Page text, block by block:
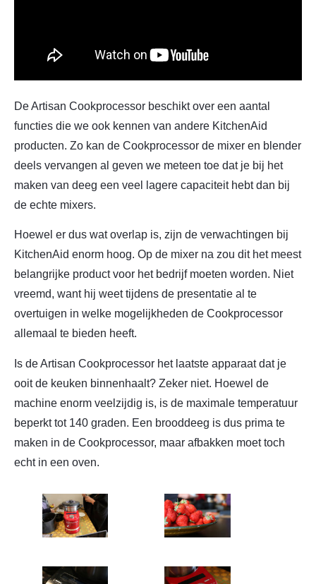
De Artisan Cookprocessor beschikt over een aantal
functies die we ook kennen van andere KitchenAid
producten. Zo kan de Cookprocessor de mixer en blender
deels vervangen al geven we meteen toe dat je bij het
maken van deeg een veel lagere capaciteit hebt dan bij
de echte mixers.
Hoewel er dus wat overlap is, zijn de verwachtingen bij
KitchenAid enorm hoog. Op de mixer na zou dit het meest
belangrijke product voor het bedrijf moeten worden. Niet
vreemd, want hij weet tijdens de presentatie al te
overtuigen in welke mogelijkheden de Cookprocessor
allemaal te bieden heeft.
Is de Artisan Cookprocessor het laatste apparaat dat je
ooit de keuken binnenhaalt? Zeker niet. Hoewel de
machine enorm veelzijdig is, is de maximale temperatuur
beperkt tot 140 graden. Een brooddeeg is dus prima te
maken in de Cookprocessor, maar afbakken moet toch
echt in een oven.